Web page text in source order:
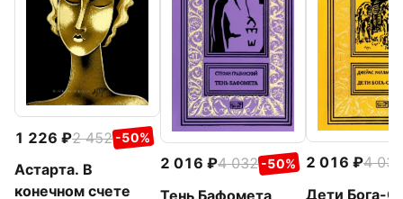
1 226 2 452 -50%
Астарта. В
конечном счете
2 016 4 032 -50%
Тень Бафомета
2 016
4 032
Дети Бога-